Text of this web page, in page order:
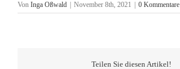
Von Inga Oßwald November 8th, 2021 0 Kommentare
Teilen Sie diesen Artikel!